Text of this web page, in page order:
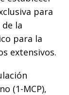
para
la
para la
extensivos.
(1-MCP),